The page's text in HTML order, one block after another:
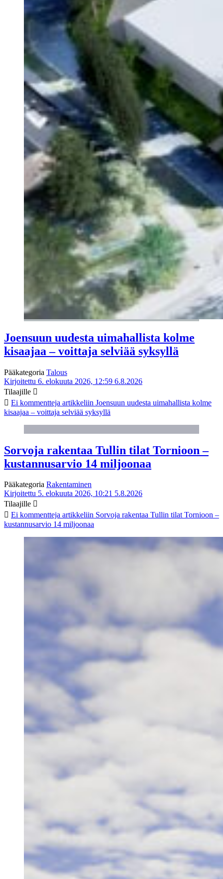
Joensuun uudesta uimahallista kolme
kisaajaa – voittaja selviää syksyllä
Pääkategoria Talous
Kirjoitettu 6. elokuuta 2026, 12:59 6.8.2026
Tilaajille
Ei kommentteja artikkeliin Joensuun uudesta uimahallista kolme
kisaajaa – voittaja selviää syksyllä
Sorvoja rakentaa Tullin tilat Tornioon –
kustannusarvio 14 miljoonaa
Pääkategoria Rakentaminen
Kirjoitettu 5. elokuuta 2026, 10:21 5.8.2026
Tilaajille
Ei kommentteja artikkeliin Sorvoja rakentaa Tullin tilat Tornioon –
kustannusarvio 14 miljoonaa